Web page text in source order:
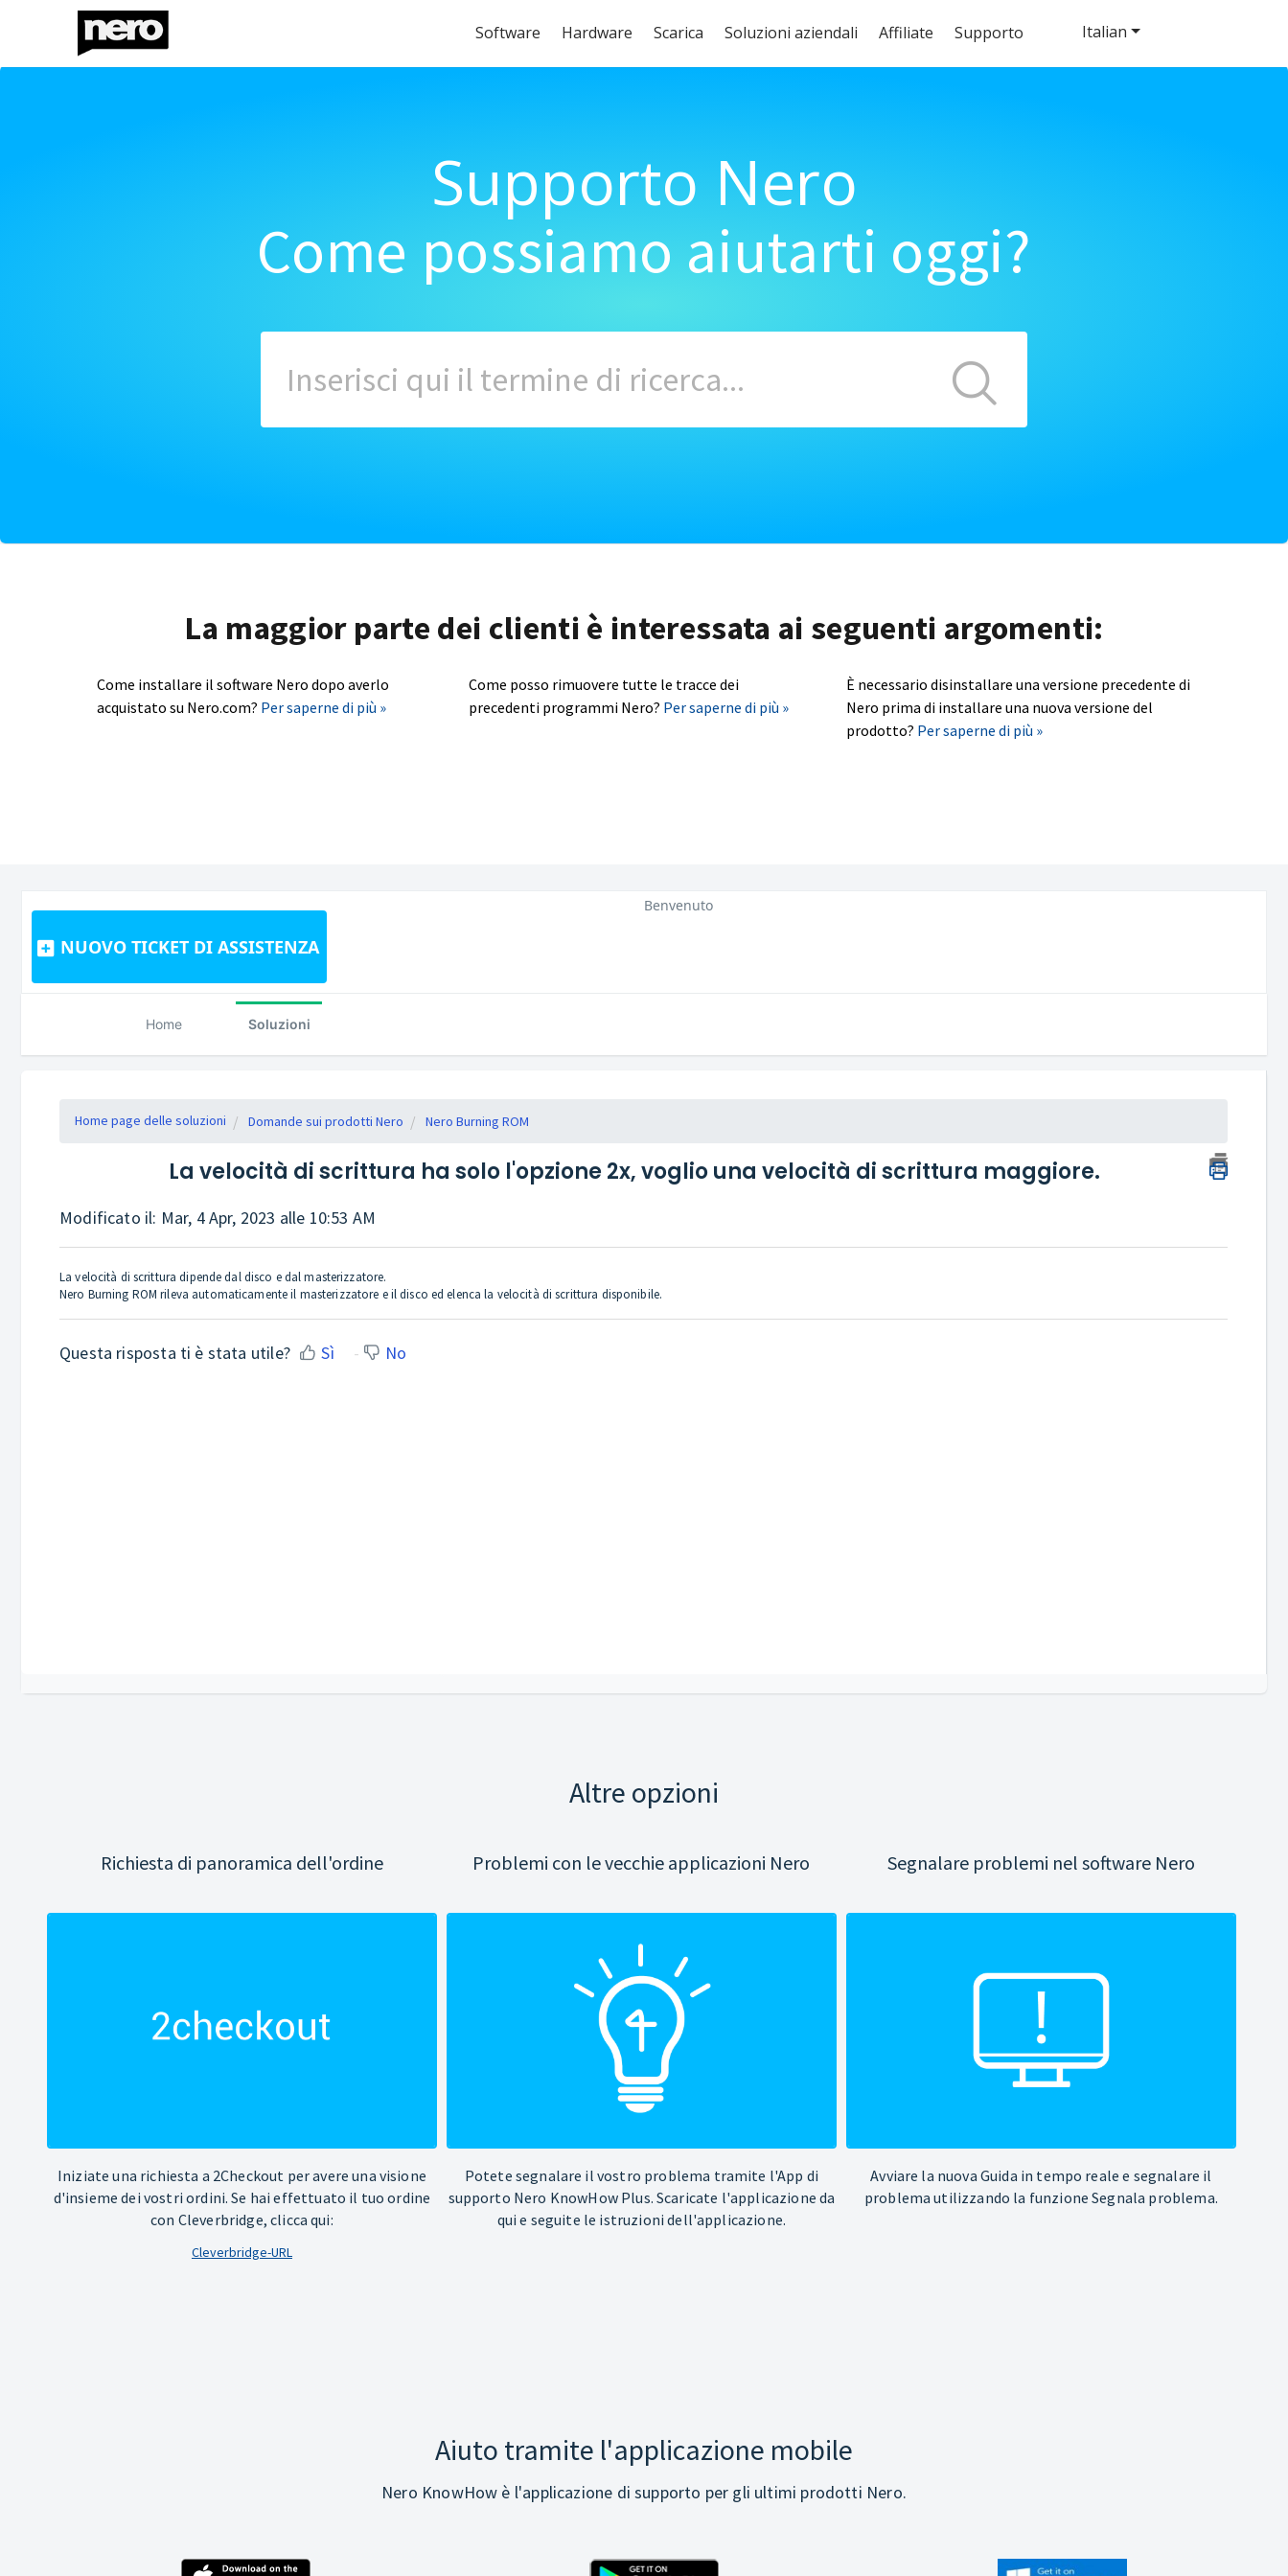
Software Hardware Scarica Soluzioni aziendali Affiliate Supporto
Supporto Nero
Come possiamo aiutarti oggi?
La maggior parte dei clienti è interessata ai seguenti argomenti:
Come installare il software Nero dopo averlo
acquistato su Nero.com? Per saperne di più »
Come posso rimuovere tutte le tracce dei
precedenti programmi Nero? Per saperne di più »
È necessario disinstallare una versione precedente di
Nero prima di installare una nuova versione del
prodotto? Per saperne di più »
NUOVO TICKET DI ASSISTENZA
Italian
Benvenuto
Home Soluzioni
Home page delle soluzioni Domande sui prodotti Nero Nero Burning ROM
La velocità di scrittura ha solo l'opzione 2x, voglio una velocità di scrittura maggiore.
Modificato il: Mar, 4 Apr, 2023 alle 10:53 AM
La velocità di scrittura dipende dal disco e dal masterizzatore.
Nero Burning ROM rileva automaticamente il masterizzatore e il disco ed elenca la velocità di scrittura disponibile.
Questa risposta ti è stata utile? Sì No
Altre opzioni
Richiesta di panoramica dell'ordine
Iniziate una richiesta a 2Checkout per avere una visione
d'insieme dei vostri ordini. Se hai effettuato il tuo ordine
con Cleverbridge, clicca qui:
Cleverbridge-URL
Problemi con le vecchie applicazioni Nero
Potete segnalare il vostro problema tramite l'App di
supporto Nero KnowHow Plus. Scaricate l'applicazione da
qui e seguite le istruzioni dell'applicazione.
Segnalare problemi nel software Nero
Avviare la nuova Guida in tempo reale e segnalare il
problema utilizzando la funzione Segnala problema.
Aiuto tramite l'applicazione mobile
Nero KnowHow è l'applicazione di supporto per gli ultimi prodotti Nero.